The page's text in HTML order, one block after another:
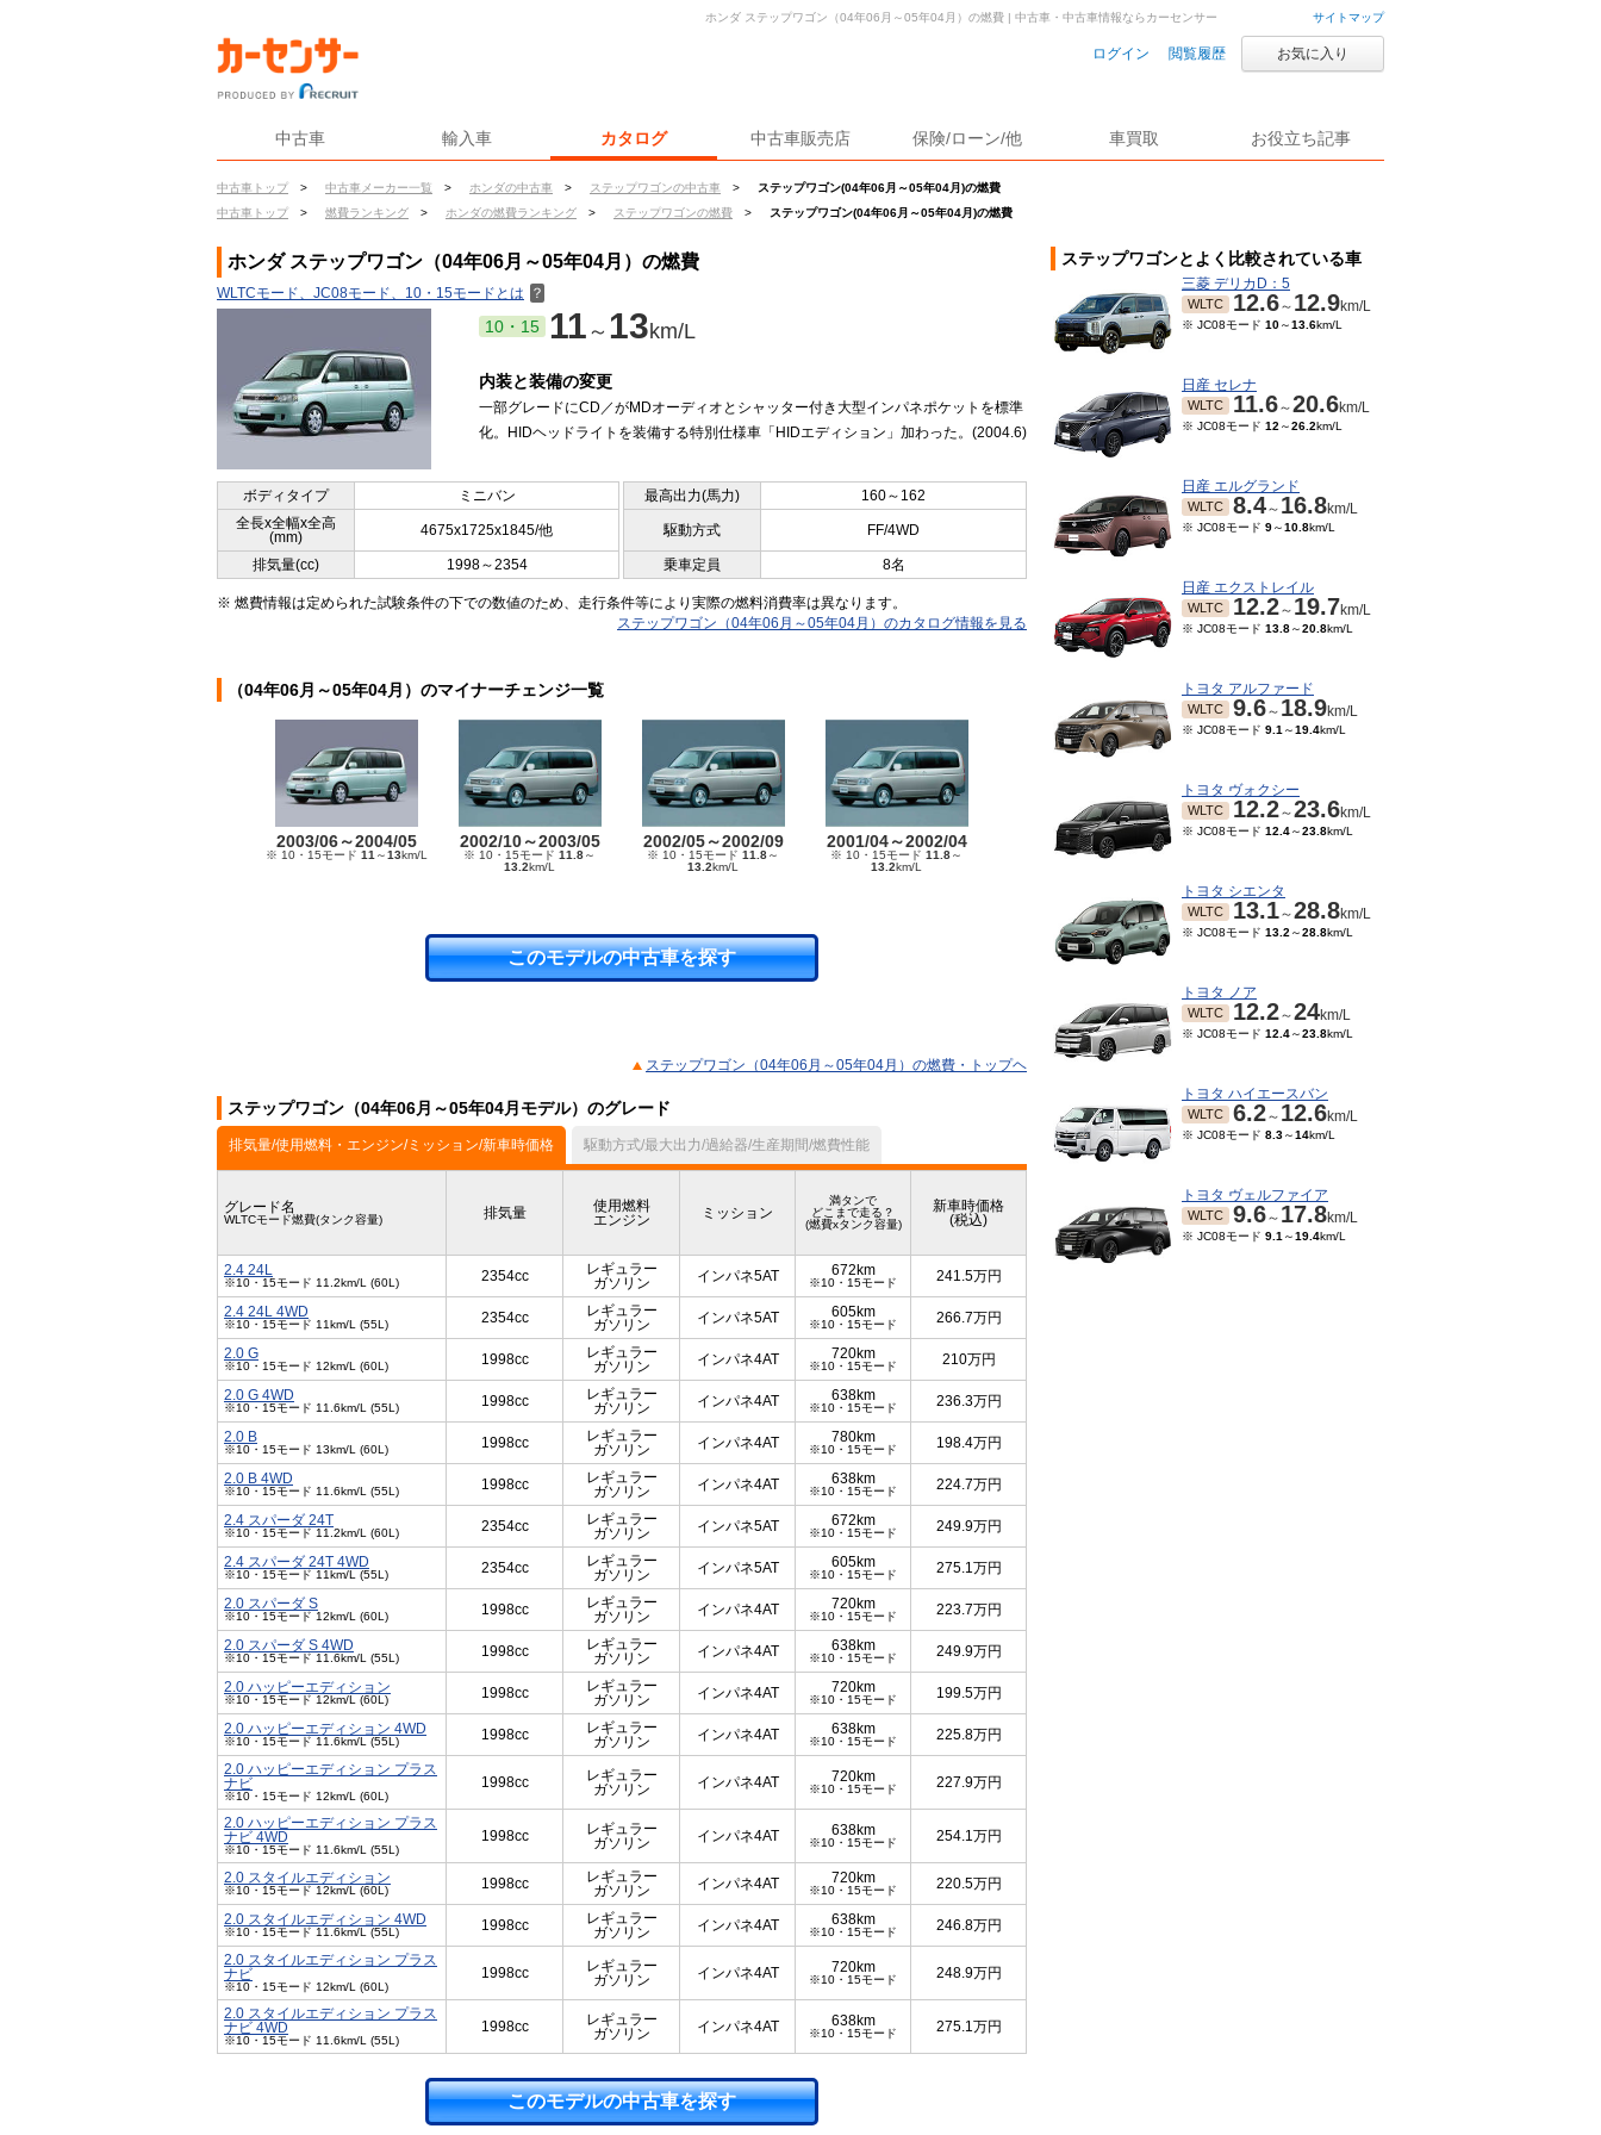
サイトマップ
ログイン 閲覧履歴 お気に入り
中古車 輸入車 カタログ 中古車販売店 保険/ローン/他 車買取 お役立ち記事
中古車トップ > 中古車メーカー一覧 > ホンダの中古車 > ステップワゴンの中古車 >
ステップワゴン(04年06月～05年04月)の燃費
中古車トップ
> 燃費ランキング > ホンダの燃費ランキング > ステップワゴンの燃費 > ステップワゴン(04年06月～05年04月)の燃費
ホンダ ステップワゴン（04年06月～05年04月）の燃費 | 中古車・中古車情報ならカーセンサー
ホンダ ステップワゴン（04年06月～05年04月）の燃費
WLTCモード、JC08モード、10・15モードとは ？
10・15 11 ～ 13km/L
内装と装備の変更
一部グレードにCD／がMDオーディオとシャッター付き大型インパネポケットを標準
化。HIDヘッドライトを装備する特別仕様車「HIDエディション」加わった。(2004.6)
ボディタイプ ミニバン 最高出力(馬力)
160～162
全長x全幅x全高
(mm)
4675x1725x1845/他 駆動方式 FF/4WD
排気量(cc) 1998～2354 乗車定員 8名
※ 燃費情報は定められた試験条件の下での数値のため、走行条件等により実際の燃料消費率は異なります。
ステップワゴン（04年06月～05年04月）のカタログ情報を見る
（04年06月～05年04月）のマイナーチェンジ一覧
2003/06～2004/05
※ 10・15モード 11 ～13km/L
2002/10～2003/05
※ 10・15モード 11.8～
13.2km/L
2002/05～2002/09
※ 10・15モード 11.8～
13.2km/L
2001/04～2002/04
※ 10・15モード 11.8～
13.2km/L
このモデルの中古車を探す
ステップワゴン（04年06月～05年04月）の燃費・トップヘ
ステップワゴン（04年06月～05年04月モデル）のグレード
排気量/使用燃料・エンジン/ミッション/新車時価格 駆動方式/最大出力/過給器/生産期間/燃費性能
グレード名
WLTCモード燃費(タンク容量) 排気量
使用燃料
エンジン
ミッション
満タンで
どこまで走る？
(燃費xタンク容量)
新車時価格
(税込)
2.4 24L
※10・15モード 11.2km/L (60L) 2354cc
レギュラー
ガソリン
インパネ5AT 672km
※10・15モード 241.5万円
2.4 24L 4WD
※10・15モード 11km/L (55L) 2354cc
レギュラー
ガソリン
インパネ5AT 605km
※10・15モード 266.7万円
2.0 G
※10・15モード 12km/L (60L) 1998cc
レギュラー
ガソリン
インパネ4AT 720km
※10・15モード 210万円
2.0 G 4WD
※10・15モード 11.6km/L (55L) 1998cc
レギュラー
ガソリン
インパネ4AT 638km
※10・15モード 236.3万円
2.0 B
※10・15モード 13km/L (60L) 1998cc
レギュラー
ガソリン
インパネ4AT 780km
※10・15モード 198.4万円
2.0 B 4WD
※10・15モード 11.6km/L (55L) 1998cc
レギュラー
ガソリン
インパネ4AT 638km
※10・15モード 224.7万円
2.4 スパーダ 24T
※10・15モード 11.2km/L (60L) 2354cc
レギュラー
ガソリン
インパネ5AT 672km
※10・15モード 249.9万円
2.4 スパーダ 24T 4WD
※10・15モード 11km/L (55L) 2354cc
レギュラー
ガソリン
インパネ5AT 605km
※10・15モード 275.1万円
2.0 スパーダ S
※10・15モード 12km/L (60L) 1998cc
レギュラー
ガソリン
インパネ4AT 720km
※10・15モード 223.7万円
2.0 スパーダ S 4WD
※10・15モード 11.6km/L (55L) 1998cc
レギュラー
ガソリン
インパネ4AT 638km
※10・15モード 249.9万円
2.0 ハッピーエディション
※10・15モード 12km/L (60L) 1998cc
レギュラー
ガソリン
インパネ4AT 720km
※10・15モード 199.5万円
2.0 ハッピーエディション 4WD
※10・15モード 11.6km/L (55L) 1998cc
レギュラー
ガソリン
インパネ4AT 638km
※10・15モード 225.8万円
2.0 ハッピーエディション プラス
ナビ
※10・15モード 12km/L (60L)
1998cc
レギュラー
ガソリン
インパネ4AT 720km
※10・15モード 227.9万円
2.0 ハッピーエディション プラス
ナビ 4WD
※10・15モード 11.6km/L (55L)
1998cc
レギュラー
ガソリン
インパネ4AT 638km
※10・15モード 254.1万円
2.0 スタイルエディション
※10・15モード 12km/L (60L) 1998cc
レギュラー
ガソリン
インパネ4AT 720km
※10・15モード 220.5万円
2.0 スタイルエディション 4WD
※10・15モード 11.6km/L (55L) 1998cc
レギュラー
ガソリン
インパネ4AT 638km
※10・15モード 246.8万円
2.0 スタイルエディション プラス
ナビ
※10・15モード 12km/L (60L)
1998cc
レギュラー
ガソリン
インパネ4AT 720km
※10・15モード 248.9万円
2.0 スタイルエディション プラス
ナビ 4WD
※10・15モード 11.6km/L (55L)
1998cc
レギュラー
ガソリン
インパネ4AT 638km
※10・15モード 275.1万円
このモデルの中古車を探す
ステップワゴンとよく比較されている車
三菱 デリカD：5
WLTC 12.6～ 12.9km/L
※ JC08モード 10～13.6km/L
日産 セレナ
WLTC 11.6～20.6km/L
※ JC08モード 12 ～26.2km/L
日産 エルグランド
WLTC 8.4～ 16.8km/L
※ JC08モード 9～10.8km/L
日産 エクストレイル
WLTC 12.2～ 19.7km/L
※ JC08モード 13.8～20.8km/L
トヨタ アルファード
WLTC 9.6～ 18.9km/L
※ JC08モード 9.1 ～19.4km/L
トヨタ ヴォクシー
WLTC 12.2～23.6km/L
※ JC08モード 12.4～23.8km/L
トヨタ シエンタ
WLTC 13.1～28.8km/L
※ JC08モード 13.2 ～28.8km/L
トヨタ ノア
WLTC 12.2～24km/L
※ JC08モード 12.4～23.8km/L
トヨタ ハイエースバン
WLTC 6.2～ 12.6km/L
※ JC08モード 8.3～14km/L
トヨタ ヴェルファイア
WLTC 9.6～ 17.8km/L
※ JC08モード 9.1 ～19.4km/L